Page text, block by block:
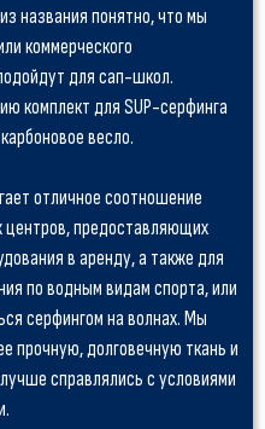
названия понятно, что мы
коммерческого
для сап-школ.
комплект для SUP-серфинга
весло.
отличное соотношение
центров, предоставляющих
в аренду, а также для
по водным видам спорта, или
серфингом на волнах. Мы
прочную, долговечную ткань и
справлялись с условиями